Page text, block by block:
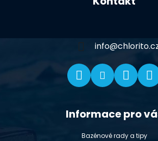
info@
Informace pro
Bazénové rady a tipy